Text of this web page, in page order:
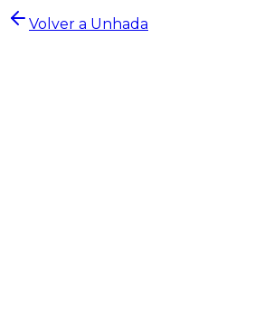
Volver a Unhada